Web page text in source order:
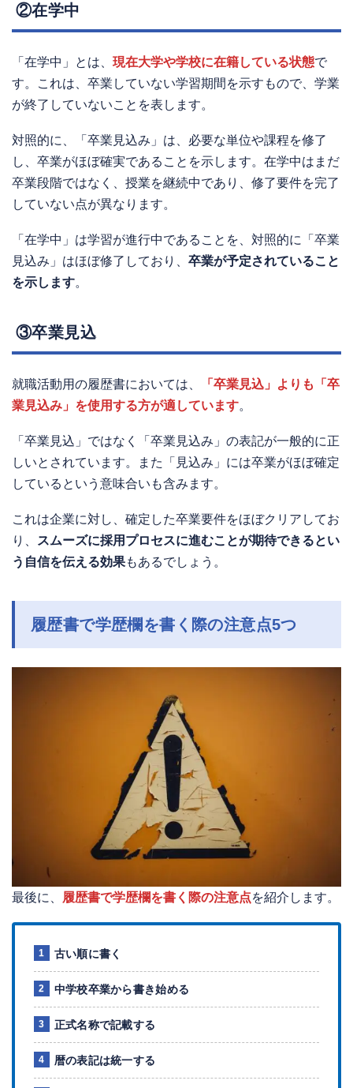
②在学中
「在学中」とは、 現在大学や学校に在籍している状態で
す。これは、卒業していない学習期間を示すもので、学業
が終了していないことを表します。
対照的に、「卒業見込み」は、必要な単位や課程を修了
し、卒業がほぼ確実であることを示します。在学中はまだ
卒業段階ではなく、授業を継続中であり、修了要件を完了
していない点が異なります。
「在学中」は学習が進行中であることを、対照的に「卒業
見込み」はほぼ修了しており、 卒業が予定されていること
を示します。
③卒業見込
就職活動用の履歴書においては、
「卒業見込」よりも「卒
業見込み」を使用する方が適しています。
「卒業見込」ではなく「卒業見込み」の表記が一般的に正
しいとされています。また「見込み」には卒業がほぼ確定
しているという意味合いも含みます。
これは企業に対し、確定した卒業要件をほぼクリアしてお
り、
スムーズに採用プロセスに進むことが期待できるとい
う自信を伝える効果もあるでしょう。
履歴書で学歴欄を書く際の注意点5つ
最後に、 履歴書で学歴欄を書く際の注意点を紹介します。
古い順に書く
中学校卒業から書き始める
正式名称で記載する
暦の表記は統一する